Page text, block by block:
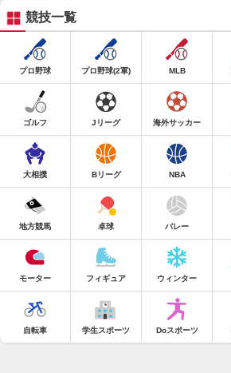
競技一覧
プロ野球 プロ野球(2軍) MLB
ゴルフ Jリーグ 海外サッカー
大相撲 Bリーグ NBA
地方競馬 卓球 バレー
モーター フィギュア ウィンター
自転車 学生スポーツ Doスポーツ